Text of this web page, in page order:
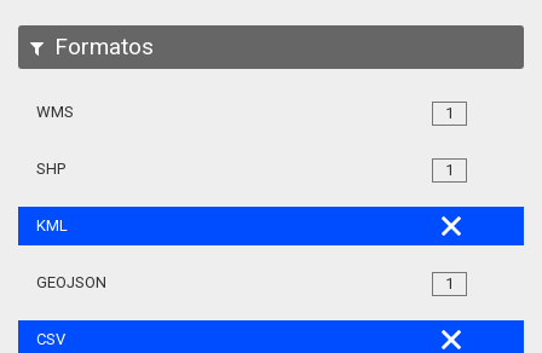
Formatos
1
WMS
1
SHP
KML
1
GEOJSON
CSV